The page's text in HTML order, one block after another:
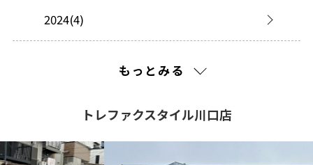
2024(4)
2021(150)
もっとみる
トレファクスタイル川口店